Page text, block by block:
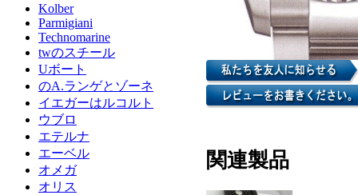
Kolber
Parmigiani
Technomarine
twのスチール
Uボート
のA.ランゲとゾーネ
イエガーはルコルト
ウブロ
エテルナ
エーベル
オメガ
オリス
関連製品